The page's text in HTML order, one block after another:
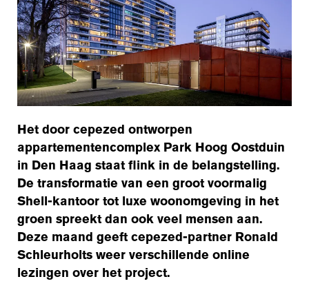
linkedininstagram cookiesnl
Het door cepezed ontworpen
appartementencomplex Park Hoog Oostduin
in Den Haag staat flink in de belangstelling.
De transformatie van een groot voormalig
Shell-kantoor tot luxe woonomgeving in het
groen spreekt dan ook veel mensen aan.
Deze maand geeft cepezed-partner Ronald
Schleurholts weer verschillende online
lezingen over het project.